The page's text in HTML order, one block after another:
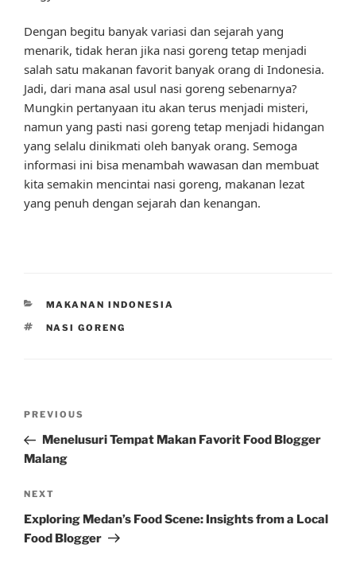
Dengan begitu banyak variasi dan sejarah yang
menarik, tidak heran jika nasi goreng tetap menjadi
salah satu makanan favorit banyak orang di Indonesia.
Jadi, dari mana asal usul nasi goreng sebenarnya?
Mungkin pertanyaan itu akan terus menjadi misteri,
namun yang pasti nasi goreng tetap menjadi hidangan
yang selalu dinikmati oleh banyak orang. Semoga
informasi ini bisa menambah wawasan dan membuat
kita semakin mencintai nasi goreng, makanan lezat
yang penuh dengan sejarah dan kenangan.
CATEGORIES
MAKANAN INDONESIA
TAGS
NASI GORENG
Previous
Post
PREVIOUS
Menelusuri Tempat Makan Favorit Food Blogger
Malang
Next
Post
NEXT
Exploring Medan’s Food Scene: Insights from a Local
Food Blogger